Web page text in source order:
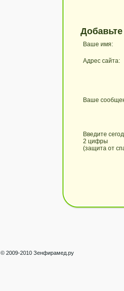
Ваше имя:
Адрес сайта:
Ваше
Введите
2 цифры
(защита от
© 2009-2010 Зенфирамед.ру